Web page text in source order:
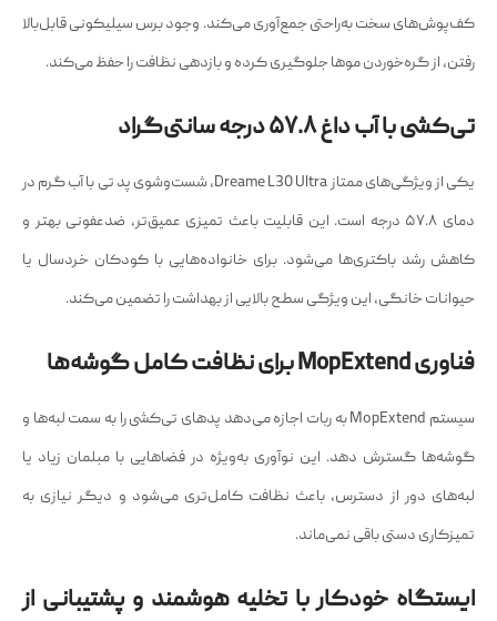
کف‌پوش‌های سخت به‌راحتی جمع‌آوری می‌کند. وجود برس سیلیکونی قابل‌بالا
رفتن، از گره‌خوردن موها جلوگیری کرده و بازدهی نظافت را حفظ می‌کند.
تی‌کشی با آب داغ ۵۷.۸ درجه سانتی‌گراد
یکی از ویژگی‌های ممتاز Dreame L30 Ultra، شست‌وشوی پد تی با آب گرم در
دمای ۵۷.۸ درجه است. این قابلیت باعث تمیزی عمیق‌تر، ضدعفونی بهتر و
کاهش رشد باکتری‌ها می‌شود. برای خانواده‌هایی با کودکان خردسال یا
حیوانات خانگی، این ویژگی سطح بالایی از بهداشت را تضمین می‌کند.
فناوری MopExtend برای نظافت کامل گوشه‌ها
سیستم MopExtend به ربات اجازه می‌دهد پدهای تی‌کشی را به سمت لبه‌ها و
گوشه‌ها گسترش دهد. این نوآوری به‌ویژه در فضاهایی با مبلمان زیاد یا
لبه‌های دور از دسترس، باعث نظافت کامل‌تری می‌شود و دیگر نیازی به
تمیزکاری دستی باقی نمی‌ماند.
ایستگاه خودکار با تخلیه هوشمند و پشتیبانی از